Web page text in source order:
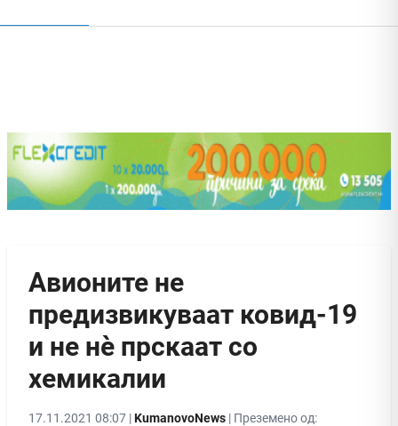
Авионите не
предизвикуваат ковид-19
и не нè прскаат со
хемикалии
17.11.2021 08:07 |KumanovoNews | Преземено од: